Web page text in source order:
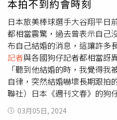
溢的球員在這種體制下默默消
美洲的訓練方式，積極引入科
度，也早已有很大的變化。不
練正越來越多，執教方式也在
蹴而至，但或許在未來，韓國
番「高姿態」的發言迅速遭炎
「水花消失術」驚豔全球體壇
子10公尺跳台冠軍，並與隊友
台摘金，成為中國史上最年輕
怒轟朱小龍，南方報業傳媒集
育記者違規私自參加網路連線
誤言論。集團對此高度重視，
實對相關責任人依規依紀嚴肅
本拍不到約會時刻
日本旅美棒球選手大谷翔平日
都相當震驚，過去曾表示自己
布自己結婚的消息，這讓許多
記者與各國狗仔記者都相當訝
「聽到他結婚的時，我覺得
自律，突然結婚嚇壞長期跟拍
聯社）日本《週刊文春》的狗
翔平的消息時，「我很驚訝也
表示過去大谷翔平在日本隊期
03月05日, 2024